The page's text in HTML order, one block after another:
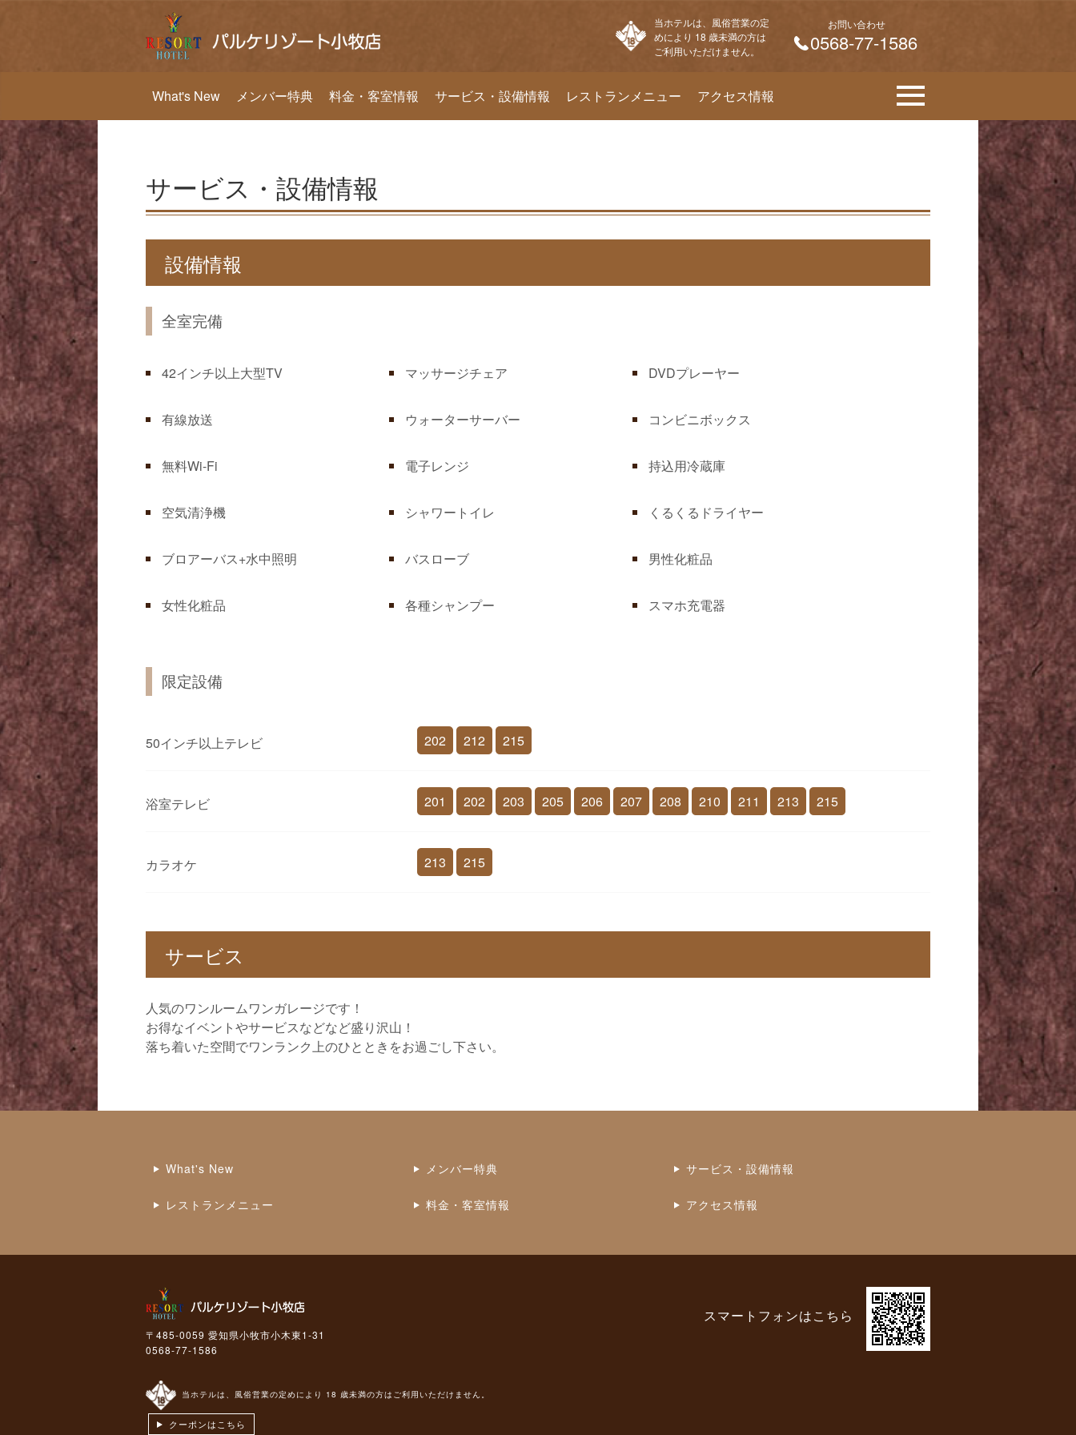
当ホテルは、風俗営業の定
めにより 18 歳未満の方は
ご利用いただけません。
お問い合わせ
0568-77-1586
What's New メンバー特典 料金・客室情報 サービス・設備情報 レストランメニュー アクセス情報
サービス・設備情報
設備情報
全室完備
42インチ以上大型TV マッサージチェア DVDプレーヤー
有線放送 ウォーターサーバー コンビニボックス
無料Wi-Fi 電子レンジ 持込用冷蔵庫
空気清浄機 シャワートイレ くるくるドライヤー
ブロアーバス+水中照明 バスローブ 男性化粧品
女性化粧品 各種シャンプー スマホ充電器
限定設備
50インチ以上テレビ 202 212 215
浴室テレビ 201 202 203 205 206 207 208 210 211 213 215
カラオケ 213 215
サービス
人気のワンルームワンガレージです！
お得なイベントやサービスなどなど盛り沢山！
落ち着いた空間でワンランク上のひとときをお過ごし下さい。
What's New メンバー特典 サービス・設備情報
レストランメニュー 料金・客室情報 アクセス情報
〒485-0059 愛知県小牧市小木東1-31
0568-77-1586
スマートフォンはこちら
当ホテルは、風俗営業の定めにより 18 歳未満の方はご利用いただけません。
クーポンはこちら